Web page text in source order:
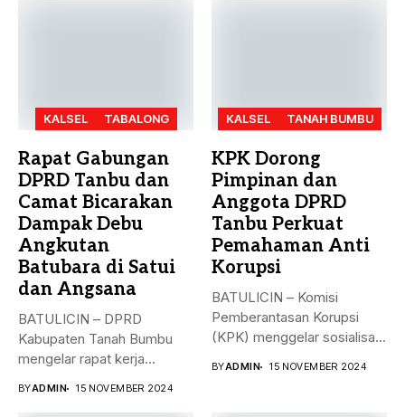
KALSEL TABALONG
Rapat Gabungan
DPRD Tanbu dan
Camat Bicarakan
Dampak Debu
Angkutan
Batubara di Satui
dan Angsana
BATULICIN – DPRD
Kabupaten Tanah Bumbu
mengelar rapat kerja
BYADMIN 15 NOVEMBER 2024
KALSEL TANAH BUMBU
KPK Dorong
Pimpinan dan
Anggota DPRD
Tanbu Perkuat
Pemahaman Anti
Korupsi
BATULICIN – Komisi
Pemberantasan Korupsi
(KPK) menggelar sosialisasi
BYADMIN 15 NOVEMBER 2024